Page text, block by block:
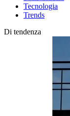
Tecnologia
Trends
Di tendenza